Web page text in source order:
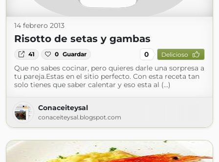
14 febrero 2013
Risotto de setas y gambas
41 0 Guardar 0 Delicioso
Que no sabes cocinar, pero quieres darle una sorpresa a
tu pareja.Estas en el sitio perfecto. Con esta receta tan
solo tienes que saber calentar y eso esta al (...)
Conaceiteysal
conaceiteysal.blogspot.com